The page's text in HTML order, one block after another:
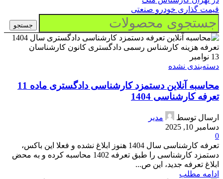
جستجو
13 نوامبر
دسته‌بندی نشده
محاسبه آنلاین دستمزد کارشناسی دادگستری ماده 11
تعرفه کارشناسی 1404
ارسال توسط
مدیر
دسامبر 10, 2025
0
تعرفه کارشناسی سال 1404 هنوز ابلاغ نشده و فعلا این باکس،
دستمزد کارشناسی را طبق تعرفه 1402 محاسبه کرده و به محض
ابلاغ تعرفه جدید، این ص...
ادامه مطلب